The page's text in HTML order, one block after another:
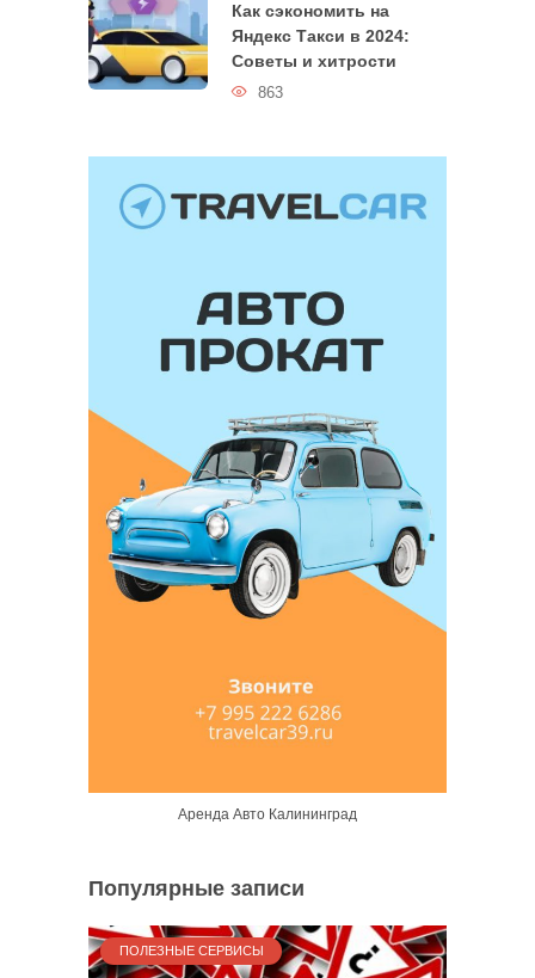
Как сэкономить на
Яндекс Такси в 2024:
Советы и хитрости
863
Аренда Авто Калининград
Популярные записи
ПОЛЕЗНЫЕ СЕРВИСЫ